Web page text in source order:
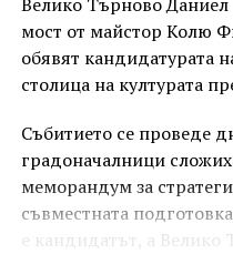
мост от майстор Колю
обявят кандидатурата
столица на културата
Събитието се проведе
градоначалници
меморандум за
съвместната
е кандидатът, а Велико